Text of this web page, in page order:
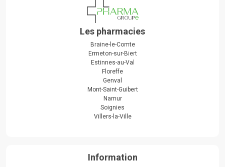
Les pharmacies
Braine-le-Comte
Ermeton-sur-Biert
Estinnes-au-Val
Floreffe
Genval
Mont-Saint-Guibert
Namur
Soignies
Villers-la-Ville
Information